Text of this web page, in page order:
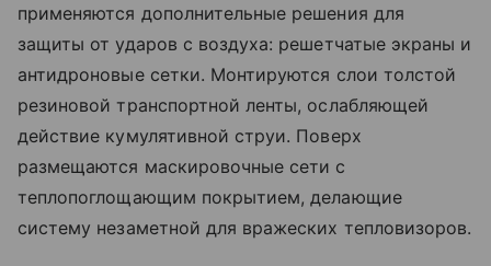
применяются дополнительные решения для
защиты от ударов с воздуха: решетчатые экраны и
антидроновые сетки. Монтируются слои толстой
резиновой транспортной ленты, ослабляющей
действие кумулятивной струи. Поверх
размещаются маскировочные сети с
теплопоглощающим покрытием, делающие
систему незаметной для вражеских тепловизоров.